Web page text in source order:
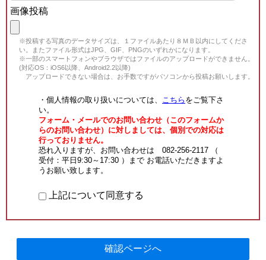
画像投稿
※投稿する写真のデータサイズは、１ファイルあたり８ＭＢ以内にしてくださ
い。またファイル形式はJPG、GIF、PNGのいずれかになります。
※一部のスマートフォンやブラウザではファイルのアップロードができません。
(対応OS：iOS6以降、Android2.2以降)
アップロードできない場合は、お手数ですがパソコンから投稿お願いします。
・個人情報の取り扱いについては、 こちら をご覧下さ
い。
フォーム・メールでのお問い合わせ（このフォームか
らのお問い合わせ）に対しましては、個別での対応は
行っておりません。
恐れ入りますが、お問い合わせは 082-256-2117 （
受付：平日9:30～17:30 ）まで お電話いただきますよ
うお願い致します。
上記について同意する
確認ページへ